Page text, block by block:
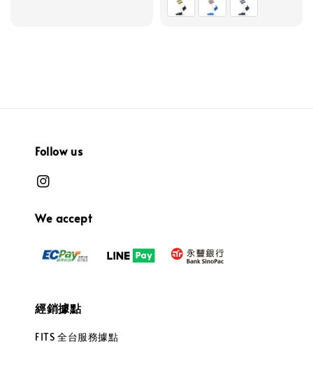
Follow us
We accept
經銷據點
FITS 全台服務據點